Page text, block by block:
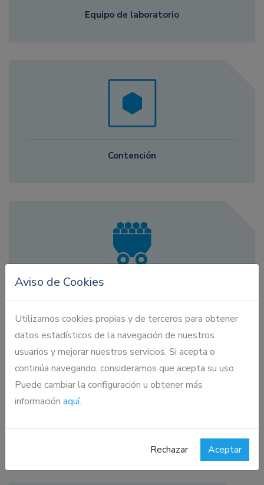
Aviso de Cookies
Utilizamos cookies propias y de terceros para obtener
datos estadísticos de la navegación de nuestros
usuarios y mejorar nuestros servicios. Si acepta o
continúa navegando, consideramos que acepta su uso.
Puede cambiar la configuración u obtener más
información aquí.
Rechazar Aceptar
Equipo de laboratorio
Contención